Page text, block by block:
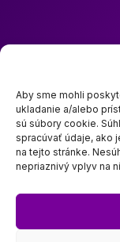
Aby sme mohli
ukladanie a/alebo
sú súbory cookie.
spracúvať údaje, ako
na tejto stránke.
nepriaznivý vplyv na